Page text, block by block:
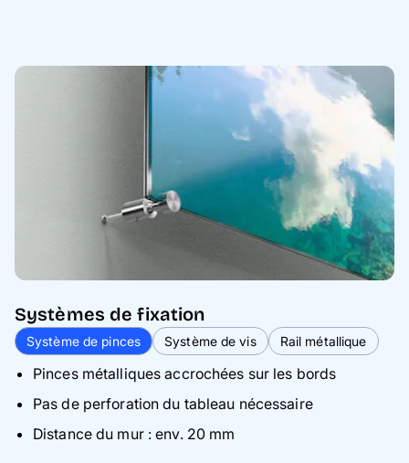
Systèmes de fixation
Système de pinces Système de vis Rail métallique
Pinces métalliques accrochées sur les bords
Pas de perforation du tableau nécessaire
Distance du mur : env. 20 mm